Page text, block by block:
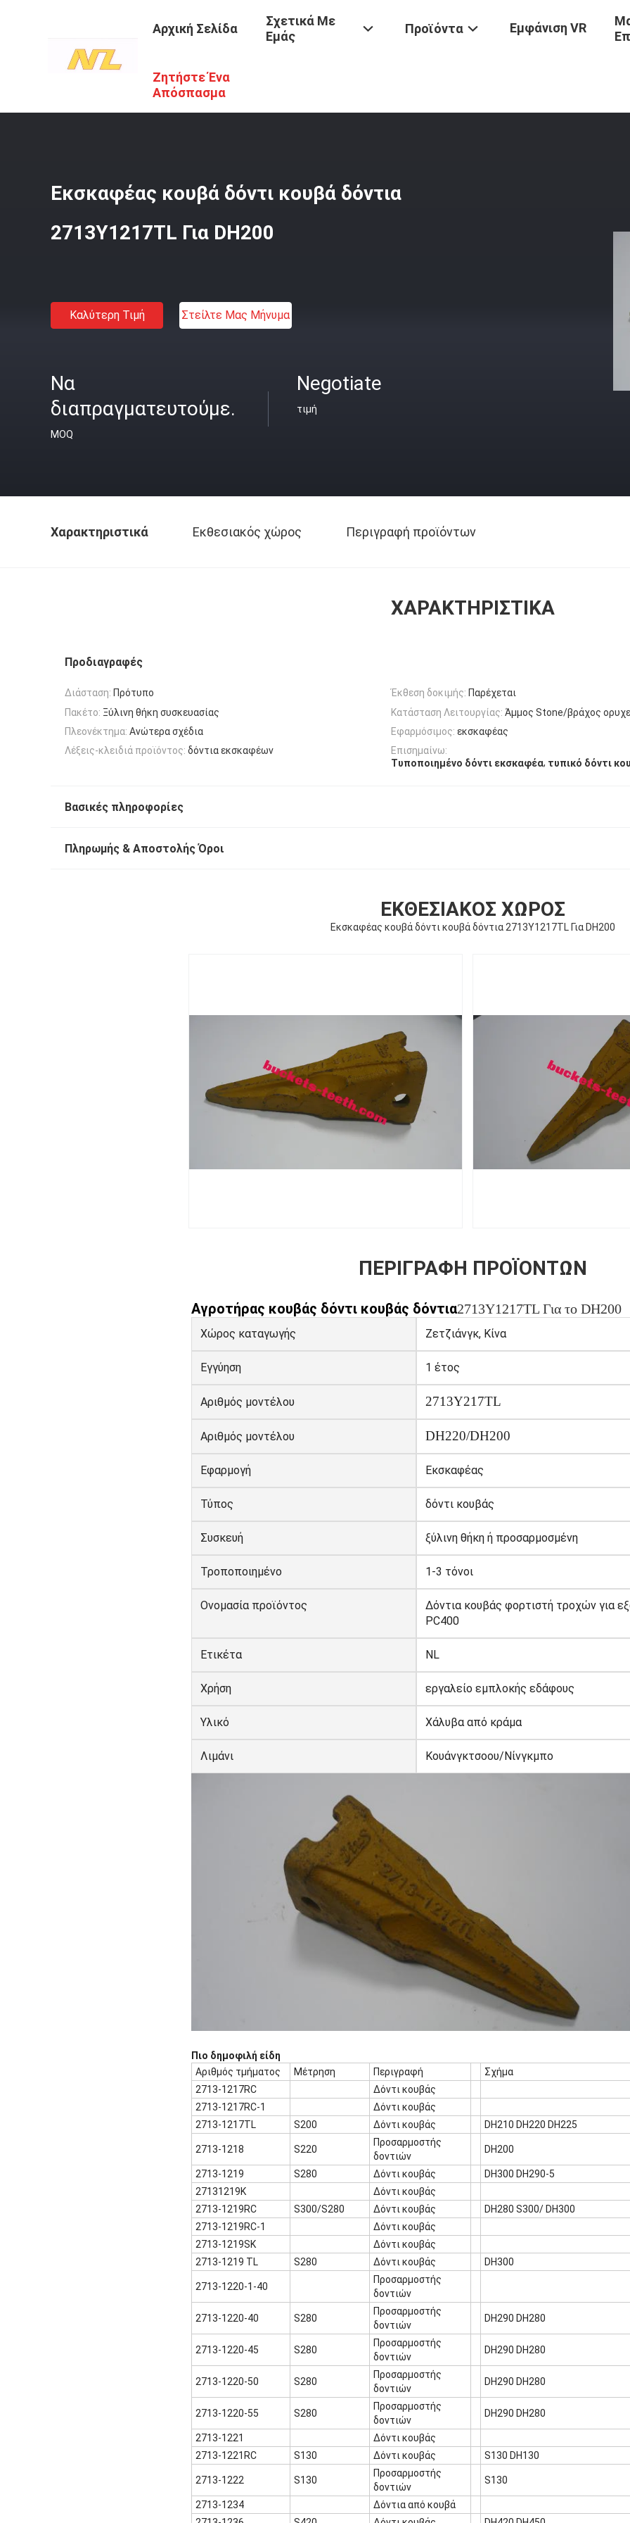
Αρχική Σελίδα
Σχετικά Με
Εμάς
Προϊόντα Εμφάνιση VR
Ζητήστε Ένα
Απόσπασμα
Προϊόντα / Δόντια Από Κουβά Εκσκαφέα
Εκσκαφέας κουβά δόντι κουβά δόντια
2713Y1217TL Για DH200
Καλύτερη Τιμή Στείλτε Μας Μήνυμα
Να
διαπραγματευτούμε.
MOQ
Negotiate
τιμή
Χαρακτηριστικά Εκθεσιακός χώρος Περιγραφή προϊόντων
ΧΑΡΑΚΤΗΡΙΣΤΙΚΆ
Προδιαγραφές
Διάσταση: Πρότυπο Έκθεση δοκιμής: Παρέχεται
Πακέτο: Ξύλινη θήκη συσκευασίας Κατάσταση Λειτουργίας: Άμμος Stone/βράχος
Πλεονέκτημα: Ανώτερα σχέδια Εφαρμόσιμος: εκσκαφέας
Λέξεις-κλειδιά προϊόντος: δόντια εκσκαφέων
Επισημαίνω:
Τυποποιημένο δόντι εκσκαφέα, τυπικό δόντι
Βασικές πληροφορίες
Πληρωμής & Αποστολής Όροι
ΕΚΘΕΣΙΑΚΌΣ ΧΏΡΟΣ
Εκσκαφέας κουβά δόντι κουβά δόντια 2713Y1217TL Για DH200
ΠΕΡΙΓΡΑΦΉ ΠΡΟΪΌΝΤΩΝ
Αγροτήρας κουβάς δόντι κουβάς δόντια2713Y1217TL Για το DH200
Χώρος καταγωγής Ζετζιάνγκ, Κίνα
Εγγύηση 1 έτος
Αριθμός μοντέλου 2713Y217TL
Αριθμός μοντέλου DH220/DH200
Εφαρμογή Εκσκαφέας
Τύπος δόντι κουβάς
Συσκευή ξύλινη θήκη ή προσαρμοσμένη
Τροποποιημένο 1-3 τόνοι
Ονομασία προϊόντος
Δόντια κουβάς φορτιστή τροχών για
PC400
Ετικέτα NL
Χρήση εργαλείο εμπλοκής εδάφους
Υλικό Χάλυβα από κράμα
Λιμάνι Κουάνγκτσοου/Νίνγκμπο
Πιο δημοφιλή είδη
Αριθμός τμήματος
Μέτρηση Περιγραφή
Σχήμα
2713-1217RC
Δόντι κουβάς
2713-1217RC-1
Δόντι κουβάς
2713-1217TL
S200 Δόντι κουβάς DH210 DH220 DH225
2713-1218 S220
Προσαρμοστής
δοντιών
DH200
2713-1219 S280 Δόντι κουβάς
DH300 DH290-5
27131219K
Δόντι κουβάς
2713-1219RC
S300/S280 Δόντι κουβάς
DH280 S300/ DH300
2713-1219RC-1
Δόντι κουβάς
2713-1219SK
Δόντι κουβάς
2713-1219 TL
S280 Δόντι κουβάς DH300
2713-1220-1-40
Προσαρμοστής
δοντιών
2713-1220-40 S280
Προσαρμοστής
δοντιών
DH290 DH280
2713-1220-45 S280
Προσαρμοστής
δοντιών
DH290 DH280
2713-1220-50 S280
Προσαρμοστής
δοντιών
DH290 DH280
2713-1220-55 S280
Προσαρμοστής
δοντιών
DH290 DH280
2713-1221
Δόντι κουβάς
2713-1221RC
S130 Δόντι κουβάς S130 DH130
2713-1222 S130
Προσαρμοστής
δοντιών
S130
2713-1234
Δόντια από κουβά